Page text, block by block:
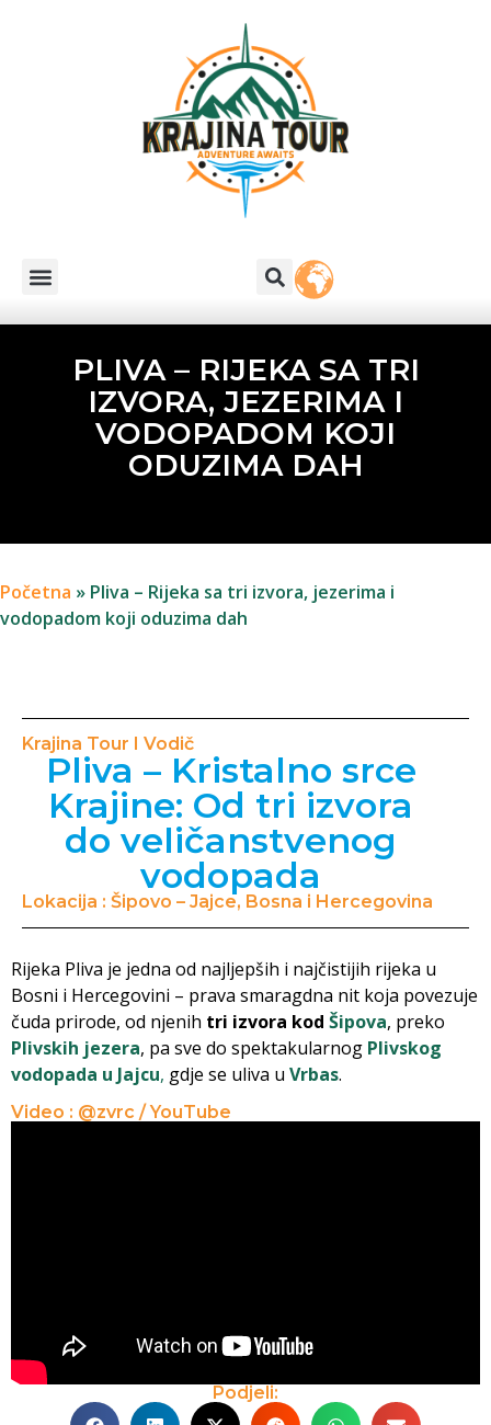
PLIVA – RIJEKA SA TRI
IZVORA, JEZERIMA I
VODOPADOM KOJI
ODUZIMA DAH
Početna » Pliva – Rijeka sa tri izvora, jezerima i
vodopadom koji oduzima dah
Krajina Tour I Vodič
Pliva – Kristalno srce
Krajine: Od tri izvora
do veličanstvenog
vodopada
Lokacija : Šipovo – Jajce, Bosna i Hercegovina
Rijeka Pliva je jedna od najljepših i najčistijih rijeka u
Bosni i Hercegovini – prava smaragdna nit koja povezuje
čuda prirode, od njenih tri izvora kod Šipova, preko
Plivskih jezera, pa sve do spektakularnog Plivskog
vodopada u Jajcu, gdje se uliva u Vrbas.
Video : @zvrc / YouTube
Podjeli: